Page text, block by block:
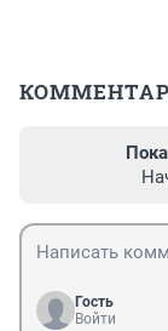
Гость
Войти